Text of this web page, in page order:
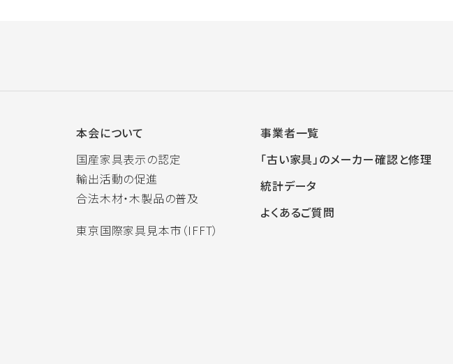
本会について
国産家具表示の認定
輸出活動の促進
合法木材・木製品の普及
東京国際家具見本市（IFFT）
事業者一覧
「古い家具」のメーカー確認と修理
統計データ
よくあるご質問